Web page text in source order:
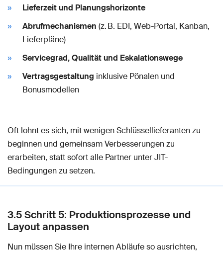
Lieferzeit und Planungshorizonte
Abrufmechanismen (z. B. EDI, Web-Portal, Kanban,
Lieferpläne)
Servicegrad, Qualität und Eskalationswege
Vertragsgestaltung inklusive Pönalen und
Bonusmodellen
Oft lohnt es sich, mit wenigen Schlüssellieferanten zu
beginnen und gemeinsam Verbesserungen zu
erarbeiten, statt sofort alle Partner unter JIT-
Bedingungen zu setzen.
3.5 Schritt 5: Produktionsprozesse und
Layout anpassen
Nun müssen Sie Ihre internen Abläufe so ausrichten,